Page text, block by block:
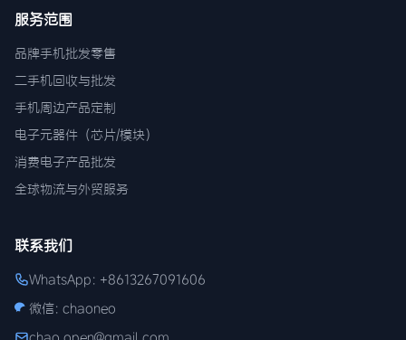
服务范围
品牌手机批发零售
二手机回收与批发
手机周边产品定制
电子元器件（芯片/模块）
消费电子产品批发
全球物流与外贸服务
联系我们
WhatsApp: +8613267091606
微信: chaoneo